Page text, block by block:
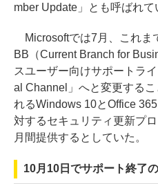
mber Update」とも呼ばれて
Microsoftでは7月、これま
BB（Current Branch for
スユーザー向けサポートラ
al Channel」へと変更する
れるWindows 10とOffice
対するセキュリティ更新プ
月間提供するとしていた。
10月10日でサポート終了